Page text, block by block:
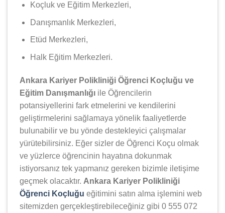
Koçluk ve Eğitim Merkezleri,
Danışmanlık Merkezleri,
Etüd Merkezleri,
Halk Eğitim Merkezleri.
Ankara Kariyer Polikliniği Öğrenci Koçluğu ve
Eğitim Danışmanlığı ile Öğrencilerin
potansiyellerini fark etmelerini ve kendilerini
geliştirmelerini sağlamaya yönelik faaliyetlerde
bulunabilir ve bu yönde destekleyici çalışmalar
yürütebilirsiniz. Eğer sizler de Öğrenci Koçu olmak
ve yüzlerce öğrencinin hayatına dokunmak
istiyorsanız tek yapmanız gereken bizimle iletişime
geçmek olacaktır. Ankara Kariyer Polikliniği
Öğrenci Koçluğu eğitimini satın alma işlemini web
sitemizden gerçekleştirebileceğiniz gibi 0 555 072